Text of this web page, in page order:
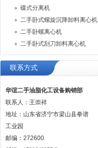
碟式分离机
二手卧式螺旋沉降卸料离心机
二手卧螺离心机
二手卧式刮刀卸料离心机
联系方式
华谊二手油脂化工设备购销部
联系人：王崇祥
地址：山东省济宁市梁山县拳谱
工业园
邮编：272600